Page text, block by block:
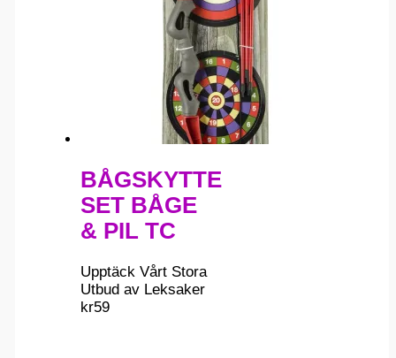
BÅGSKYTTE
SET BÅGE
& PIL TC
Upptäck Vårt Stora
Utbud av Leksaker
kr59